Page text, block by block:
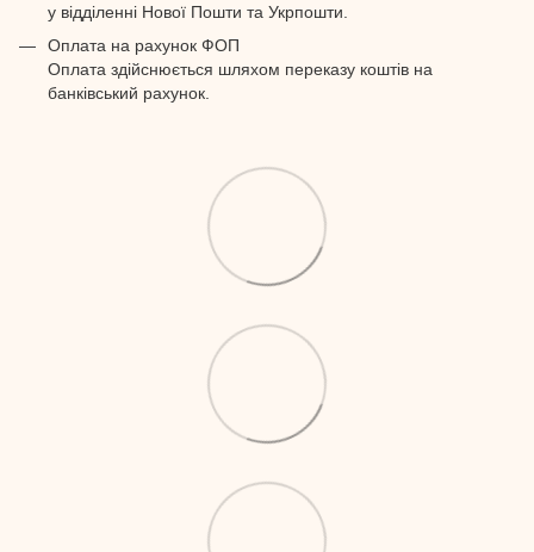
у відділенні Нової Пошти та Укрпошти.
Оплата на рахунок ФОП
Оплата здійснюється шляхом переказу коштів на
банківський рахунок.